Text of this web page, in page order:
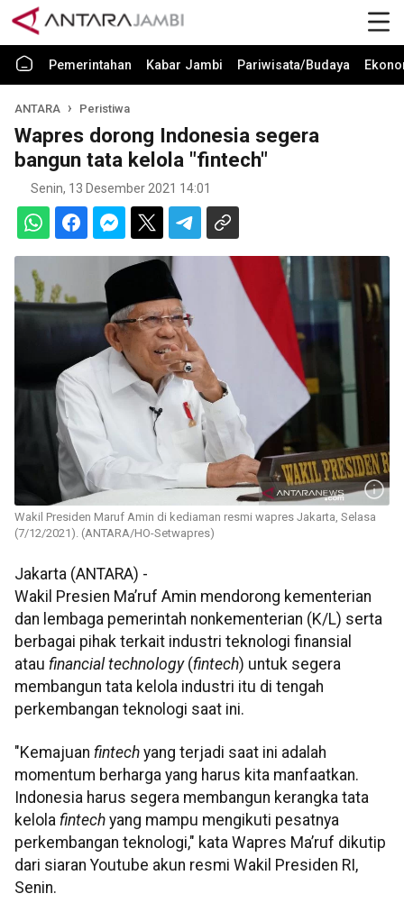
Pemerintahan Kabar Jambi Pariwisata/Budaya
ANTARA Peristiwa
Wapres dorong Indonesia segera
bangun tata kelola "fintech"
Senin, 13 Desember 2021 14:01
Wakil Presiden Maruf Amin di kediaman resmi wapres Jakarta, Selasa
(7/12/2021). (ANTARA/HO-Setwapres)
Jakarta (ANTARA) -
Wakil Presien Ma’ruf Amin mendorong kementerian
dan lembaga pemerintah nonkementerian (K/L) serta
berbagai pihak terkait industri teknologi finansial
atau financial technology(fintech) untuk segera
membangun tata kelola industri itu di tengah
perkembangan teknologi saat ini.
"Kemajuan fintech yang terjadi saat ini adalah
momentum berharga yang harus kita manfaatkan.
Indonesia harus segera membangun kerangka tata
kelola fintech yang mampu mengikuti pesatnya
perkembangan teknologi," kata Wapres Ma’ruf dikutip
dari siaran Youtube akun resmi Wakil Presiden RI,
Senin.